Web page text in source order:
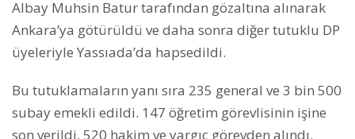
Albay Muhsin Batur tarafından gözaltına alınarak
Ankara’ya götürüldü ve daha sonra diğer tutuklu DP
üyeleriyle Yassıada’da hapsedildi.
Bu tutuklamaların yanı sıra 235 general ve 3 bin 500
subay emekli edildi. 147 öğretim görevlisinin işine
son verildi, 520 hakim ve yargıç görevden alındı.